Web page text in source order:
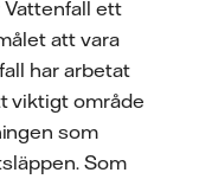
Vattenfall ett
att vara
har arbetat
viktigt område
som
Som